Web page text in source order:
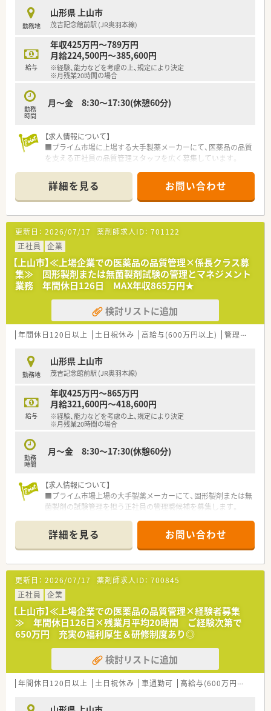
を行い、医薬品製造に係る文書の管理業務も行います。
■行政への渉外対応や外部からの査察対応、さらに文書管理シス
テムへの登録対応など、多岐にわたる業務に携わります。
【必要スキル・歓迎スキル】
■医薬品や化学、食品等の関連業界における品質保証や製造、製
品開発の実務経験のいずれかが必須条件となります。
■普通自動車免許とエクセルやパワーポイントの基本操作スキ
■分析業務の経験や専門機器を扱ったスキルのある方は、即戦力
【こんな方にオススメ】
■土日祝休みで年間休日がしっかり確保された環境にて、私生活
を大切にしながらキャリアを築きたい方に最適です。
■上場企業としての強固な経営基盤がある職場で、手厚い福利厚
生を受けながら腰を据えて安定して働きたい方です。
■自社一貫の供給体制を持つメーカーで、責任を持って医薬品の
品質を守るという志の高い方にぴったりの案件です。
【会社特徴】
■世界各地に拠点を持つグローバルな企業であり、プライム市場
上場企業として非常に強固な経営基盤を誇ります。
■原薬の調達から製造、営業までを自社で一貫して行う体制によ
り、医療現場への迅速かつ安定した供給を実現します。
■700品目を超える豊富なラインナップを持つ国内トップクラ
スのメーカーとして、日本の医療の未来を支えます。
勤務地
山形県 上山市
茂吉記念館前駅 (JR奥羽本線)
給与
年収425万円～789万円
月給224,500円～385,600円
※経験、能力などを考慮の上、規定により決定
※月残業20時間の場合
勤務
時間
月～金 8:30～17:30(休憩60分)
【求人情報について】
■プライム市場に上場する大手製薬メーカーにて、医薬品の品質
を支える正社員の品質管理スタッフを広く募集しています。
バランスを重視しながら安定した環境で長く働けます。
■賞与は前年度実績で計6ヶ月分の支給があり、日々の頑張りが
しっかりと高い収入に直結する魅力的な好条件です。
【募集背景と求める人物像について】
■さらなる供給体制の強化と品質向上のため、定期採用として新
しい知識や経験を持つ人財を幅広く募集しています。
■業界を問わず品質管理の経験をお持ちの方で、周囲と協力しな
がら正確に業務を遂行できる方を強く求めています。
■新卒や未経験の方の採用は行っていないため、これまでに培っ
た専門的なスキルを即戦力として発揮することが可能です。
【想定される業務内容】
■医薬品の品質に関わる照査業務や、製造指図記録書の確認を通
じて製品の安全性を担保する重要な役割を担います。
に供給者の管理や査察対応などの業務も行います。
■製造実施状況の立ち会い確認や各種文書類のレビューを行い、
製造工程全体が適切に運用されているかを監視します。
【必要スキル・歓迎スキル】
■医薬品や化学、食品等の関連業界における品質保証や製品開
発、または技術営業の実務経験が必須条件となります。
■普通自動車免許とエクセルやパワーポイントの基本操作スキ
■分析業務の経験や専門機器を扱ったスキルのある方は、即戦力
【こんな方にオススメ】
■土日祝休みで年間休日がしっかり確保された環境にて、私生活
を大切にしながらキャリアを築きたい方に最適です。
■上場企業としての強固な経営基盤がある職場で、手厚い福利厚
生を受けながら腰を据えて安定して働きたい方です。
■自社一貫の供給体制を持つメーカーで、責任を持って医薬品の
品質を守るという志の高い方にぴったりの案件です。
【会社特徴】
■世界各地に拠点を持つグローバルな企業であり、プライム市場
上場企業として非常に強固な経営基盤を誇ります。
■原薬の調達から製造、営業までを自社で一貫して行う体制によ
り、医療現場への迅速かつ安定した供給を実現します。
■700品目を超える豊富なラインナップを持つ国内トップクラ
スのメーカーとして、日本の医療の未来を支えます。
詳細を見る お問い合わせ
更新日： 2026/07/17 薬剤師求人ID： 701122
正社員
企業
【上山市】≪上場企業での医薬品の品質管理×係長クラス募
集≫ 固形製剤または無菌製剤試験の管理とマネジメント
業務 年間休日126日 MAX年収865万円★
検討リストに追加
年間休日120日以上 土日祝休み 高給与(600万円以上) 管理職
勤務地
山形県 上山市
茂吉記念館前駅 (JR奥羽本線)
給与
年収425万円～865万円
月給321,600円～418,600円
※経験、能力などを考慮の上、規定により決定
※月残業20時間の場合
勤務
時間
月～金 8:30～17:30(休憩60分)
【求人情報について】
■プライム市場上場の大手製薬メーカーにて、固形製剤または無
菌製剤の試験管理を担う正社員の管理職候補を募集します。
みでプライベートを最大限に尊重しながら働ける環境です。
■前年度の賞与支給実績は計6ヶ月分と非常に高く、大手企業な
らではの安定した収入と手厚い待遇が約束されています。
【募集背景と求める人物像について】
■供給体制の更なる強化と品質向上を目指すため、マネジメント
層を支える高い専門性と経験を持つ即戦力を求めています。
■医薬品のGMPに関する豊富な知見を持ち、部下の育成や組織
の目標達成に向けて能動的に行動できる方を歓迎します。
■新卒や実務未経験の方の採用は行わず、これまでに培ったキャ
リアを存分に発揮して現場を牽引できる方を募ります。
【必要スキル・歓迎スキル】
■医薬品の品質管理実務を5年以上、GMP関連業務を10年程度経
験されていることが必須条件となります。
え、パソコンでの基本的な書類作成スキルを求めます。
詳細を見る お問い合わせ
更新日： 2026/07/17 薬剤師求人ID： 700845
正社員
企業
【上山市】≪上場企業での医薬品の品質管理×経験者募集
≫ 年間休日126日×残業月平均20時間 ご経験次第で
650万円 充実の福利厚生＆研修制度あり◎
検討リストに追加
年間休日120日以上 土日祝休み 車通勤可 高給与(600万円以上)